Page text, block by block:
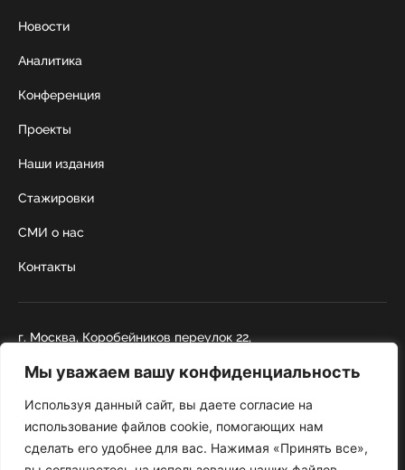
Мы уважаем вашу конфиденциальность
Используя данный сайт, вы даете согласие на
использование файлов cookie, помогающих нам
сделать его удобнее для вас. Нажимая «Принять все»,
Новости
Аналитика
Конференция
Проекты
Наши издания
Стажировки
СМИ о нас
Контакты
г. Москва, Коробейников переулок 22,
+7 495 252 67 88